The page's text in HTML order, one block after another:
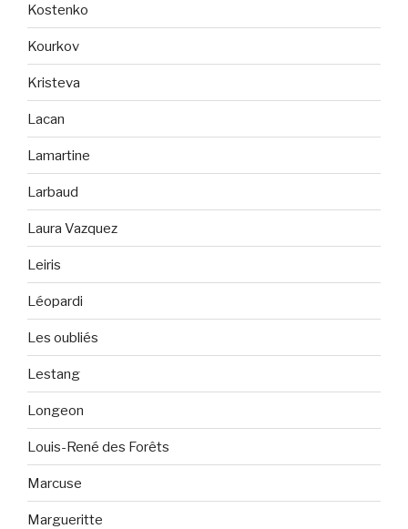
Kostenko
Kourkov
Kristeva
Lacan
Lamartine
Larbaud
Laura Vazquez
Leiris
Léopardi
Les oubliés
Lestang
Longeon
Louis-René des Forêts
Marcuse
Margueritte